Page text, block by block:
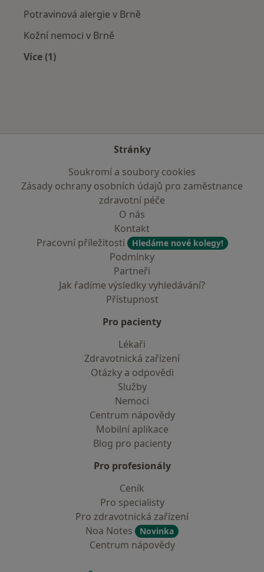
Potravinová alergie v Brně
Kožní nemoci v Brně
Více (1)
Stránky
Soukromí a soubory cookies
Zásady ochrany osobních údajů pro zaměstnance
zdravotní péče
O nás
Kontakt
Pracovní příležitosti
Hledáme nové kolegy!
Podmínky
Partneři
Jak řadíme výsledky vyhledávání?
Přístupnost
Pro pacienty
Lékaři
Zdravotnická zařízení
Otázky a odpovědi
Služby
Nemoci
Centrum nápovědy
Mobilní aplikace
Blog pro pacienty
Pro profesionály
Ceník
Pro specialisty
Pro zdravotnická zařízení
Noa Notes
Novinka
Centrum nápovědy